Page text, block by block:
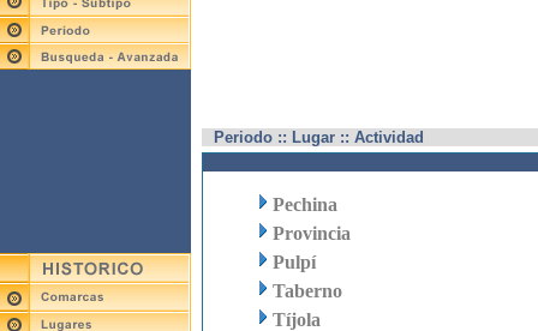
Periodo :: Lugar :: Actividad
Pechina
Provincia
Pulpí
Taberno
Tíjola